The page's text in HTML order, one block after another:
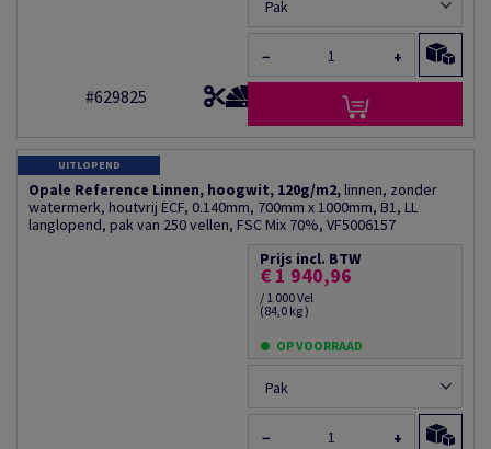
#629825
Pak
− +
UITLOPEND
Opale Reference Linnen, hoogwit, 120g/m2,linnen, zonder
watermerk, houtvrij ECF, 0.140mm, 700mm x 1000mm, B1, LL
langlopend, pak van 250 vellen, FSC Mix 70%, VF5006157
Prijs incl. BTW
€ 1 940,96
/ 1 000 Vel
(84,0 kg )
OP VOORRAAD
Pak
− +